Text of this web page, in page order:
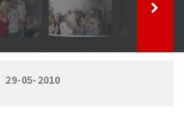
29-05-2010